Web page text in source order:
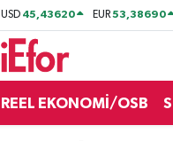
USD 45,43620 EUR53,38690
REEL EKONOMİ/OSB